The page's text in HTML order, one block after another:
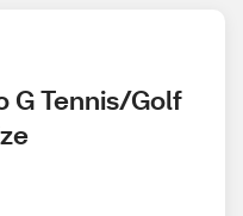
G Tennis/Golf